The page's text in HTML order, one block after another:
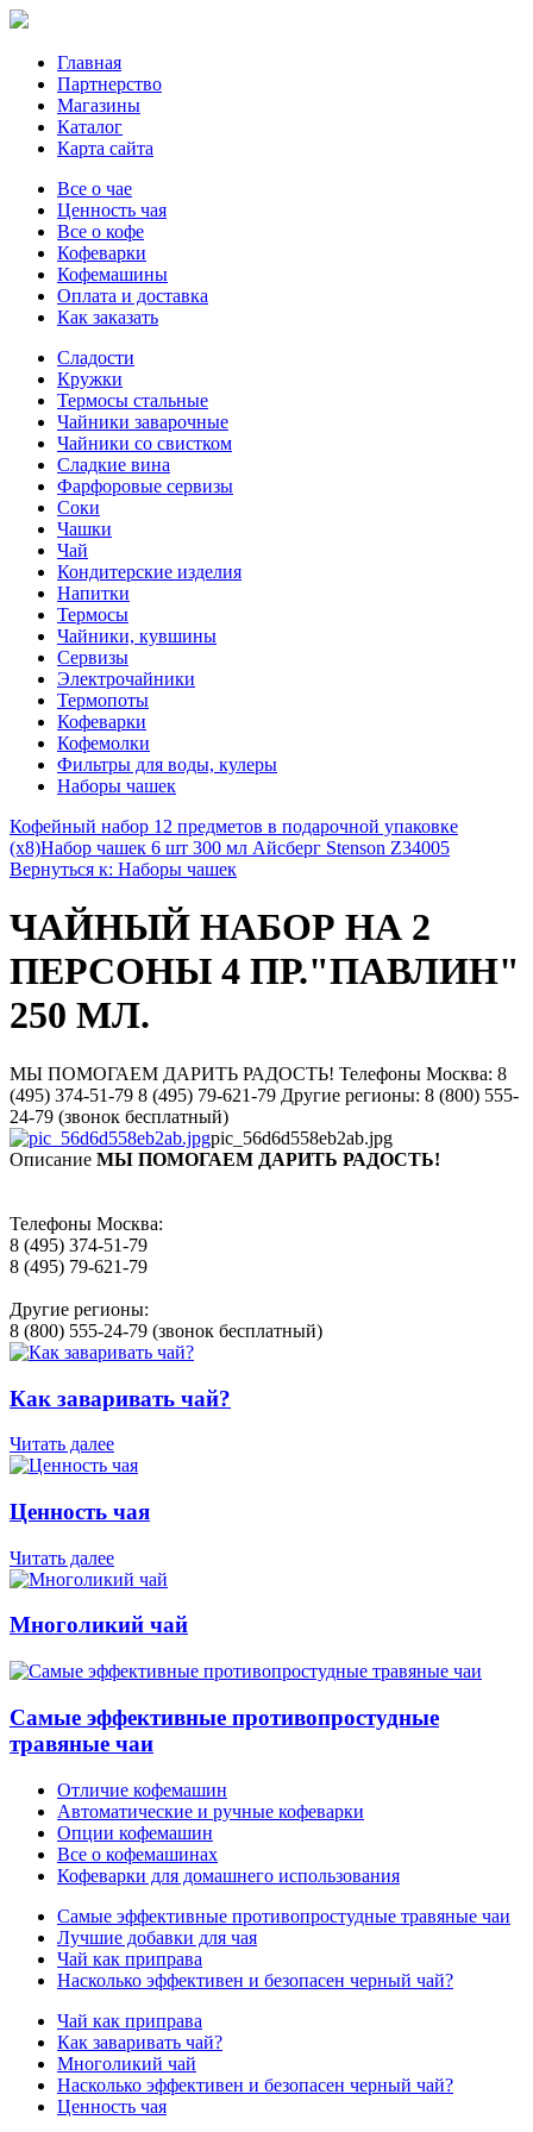
Главная
Партнерство
Магазины
Каталог
Карта сайта
Все о чае
Ценность чая
Все о кофе
Кофеварки
Кофемашины
Оплата и доставка
Как заказать
Сладости
Кружки
Термосы стальные
Чайники заварочные
Чайники со свистком
Сладкие вина
Фарфоровые сервизы
Соки
Чашки
Чай
Кондитерские изделия
Напитки
Термосы
Чайники, кувшины
Сервизы
Электрочайники
Термопоты
Кофеварки
Кофемолки
Фильтры для воды, кулеры
Наборы чашек
Кофейный набор 12 предметов в подарочной упаковке
(х8)Набор чашек 6 шт 300 мл Айсберг Stenson Z34005
Вернуться к: Наборы чашек
ЧАЙНЫЙ НАБОР НА 2
ПЕРСОНЫ 4 ПР."ПАВЛИН"
250 МЛ.
МЫ ПОМОГАЕМ ДАРИТЬ РАДОСТЬ! Телефоны Москва: 8
(495) 374-51-79 8 (495) 79-621-79 Другие регионы: 8 (800) 555-
24-79 (звонок бесплатный)
pic_56d6d558eb2ab.jpg
Описание МЫ ПОМОГАЕМ ДАРИТЬ РАДОСТЬ!
Телефоны Москва:
8 (495) 374-51-79
8 (495) 79-621-79
Другие регионы:
8 (800) 555-24-79 (звонок бесплатный)
Как заваривать чай?
Читать далее
Ценность чая
Читать далее
Многоликий чай
Самые эффективные противопростудные
травяные чаи
Отличие кофемашин
Автоматические и ручные кофеварки
Опции кофемашин
Все о кофемашинах
Кофеварки для домашнего использования
Самые эффективные противопростудные травяные чаи
Лучшие добавки для чая
Чай как приправа
Насколько эффективен и безопасен черный чай?
Чай как приправа
Как заваривать чай?
Многоликий чай
Насколько эффективен и безопасен черный чай?
Ценность чая